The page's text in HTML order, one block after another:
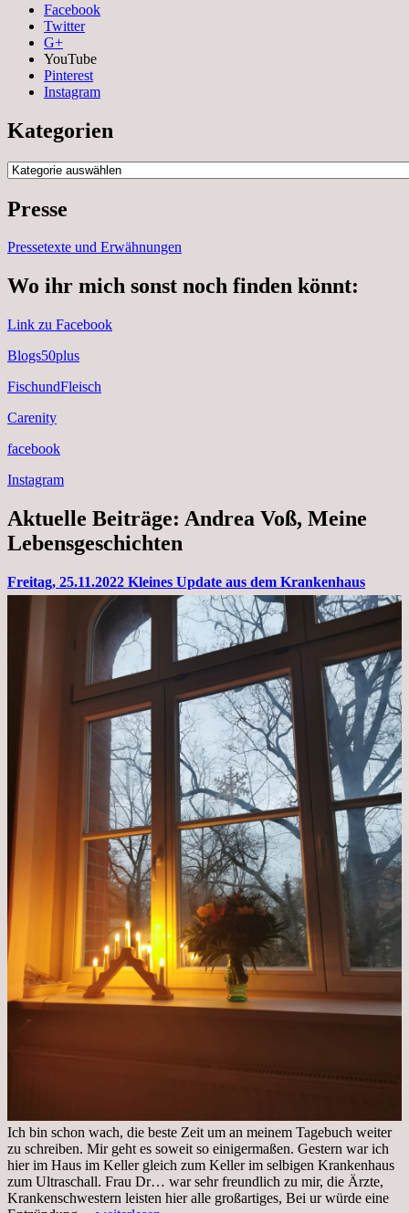
Facebook
Twitter
G+
YouTube
Pinterest
Instagram
Kategorien
Kategorien
Presse
Pressetexte und Erwähnungen
Wo ihr mich sonst noch finden könnt:
Link zu Facebook
Blogs50plus
FischundFleisch
Carenity
facebook
Instagram
Aktuelle Beiträge: Andrea Voß, Meine
Lebensgeschichten
Freitag, 25.11.2022 Kleines Update aus dem Krankenhaus
Ich bin schon wach, die beste Zeit um an meinem Tagebuch weiter
zu schreiben. Mir geht es soweit so einigermaßen. Gestern war ich
hier im Haus im Keller gleich zum Keller im selbigen Krankenhaus
zum Ultraschall. Frau Dr… war sehr freundlich zu mir, die Ärzte,
Krankenschwestern leisten hier alle großartiges, Bei ur würde eine